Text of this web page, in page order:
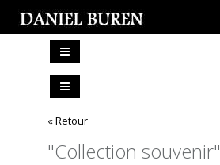
« Retour
"Collection souvenir"